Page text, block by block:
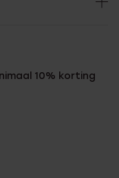
10% korting